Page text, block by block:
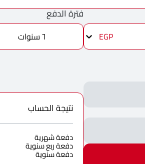
EGP
فترة الدفع
٦ سنوات
نتيجة الحساب
دفعة شهرية
دفعة ربع سنوية
دفعة سنوية